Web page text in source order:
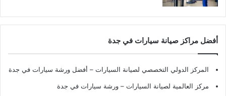
أفضل مراكز صيانة سيارات في جدة
المركز الدولي التخصصي لصيانة السيارات – أفضل ورشة سيارات في جدة
مركز العالمية لصيانة السيارات – ورشة سيارات في جدة